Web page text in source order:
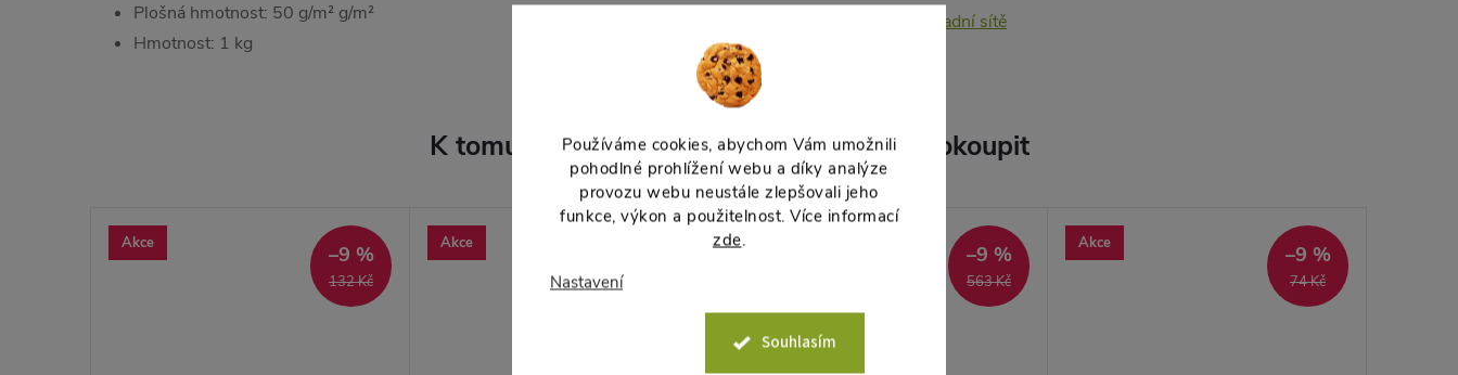
Používáme cookies, abychom Vám umožnili
pohodlné prohlížení webu a díky analýze
provozu webu neustále zlepšovali jeho
funkce, výkon a použitelnost. Více informací
zde.
Nastavení
Souhlasím
Plošná hmotnost: 50 g/m² g/m²
Hmotnost: 1 kg
Zahradní sítě
K tomuto produktu doporučujeme ještě dokoupit
Akce
132 Kč
–9 % Akce
563 Kč
–9 % Akce
74 Kč
–9 %